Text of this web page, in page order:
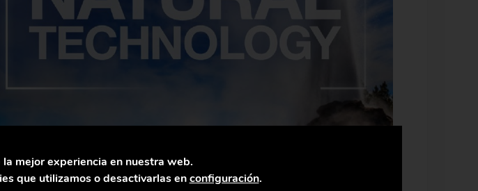
mejor experiencia en nuestra web.
que utilizamos o desactivarlas enconfiguración.